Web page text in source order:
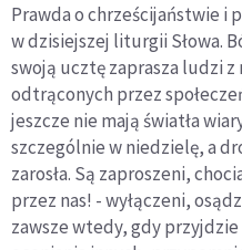
Prawda o chrześcijaństwie i
w dzisiejszej liturgii Słowa.
swoją ucztę zaprasza ludzi
odtrąconych przez
jeszcze nie mają światła
szczególnie w niedzielę, a
zarosła. Są zaproszeni,
przez nas! - wyłączeni,
zawsze wtedy, gdy przyjdzie